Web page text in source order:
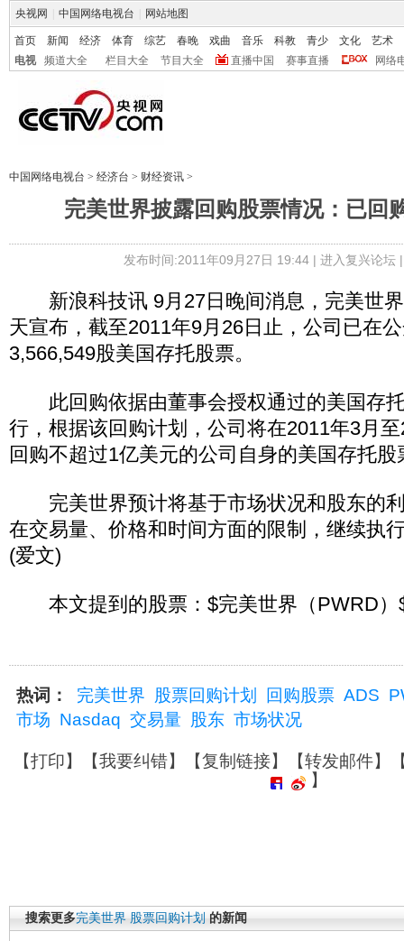
央视网 中国网络电视台 网站地图
首页 新闻 经济 体育 综艺 春晚 戏曲 音乐 科教 青少 文化
艺术
电视
频道大全 栏目大全 节目大全 直播中国 赛事直播 网络
中国网络电视台 > 经济台 > 财经资讯 >
完美世界披露回购股票情况：已回
发布时间:2011年09月27日 19:44 | 进入复兴论坛|
新浪科技讯 9月27日晚间消息，完美世界
天宣布，截至2011年9月26日止，公司已在
3,566,549股美国存托股票。
此回购依据由董事会授权通过的美国存
行，根据该回购计划，公司将在2011年3月
回购不超过1亿美元的公司自身的美国存托股
完美世界预计将基于市场状况和股东的
在交易量、价格和时间方面的限制，继续执
(爱文)
本文提到的股票：$完美世界（PWRD）
热词： 完美世界 股票回购计划 回购股票 ADS
市场 Nasdaq 交易量 股东 市场状况
【打印】【我要纠错】【复制链接】【转发邮件】
】
搜索更多完美世界 股票回购计划 的新闻